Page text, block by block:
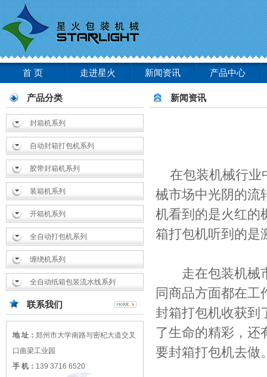
首 页 走进星火 新闻资讯 产品中心
产品分类
封箱机系列
自动封箱打包机系列
胶带封箱机系列
装箱机系列
开箱机系列
全自动打包机系列
缠绕机系列
全自动纸箱包装流水线系列
联系我们
地 址： 郑州市大学南路与密杞大道交叉
口曲梁工业园
手 机： 139 3716 6520
新闻资讯
在包装机械行业
械市场中光阴的流
机看到的是火红的
箱打包机听到的是
走在包装机械市
同商品方面都在
封箱打包机收获到
了生命的精彩，还
要封箱打包机去做